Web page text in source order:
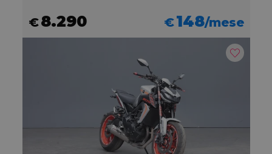
€8.290 €148/mese